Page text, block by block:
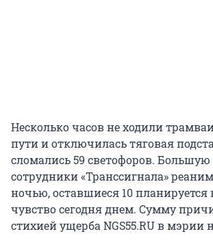
Несколько часов не ходили
пути и отключилась тяговая
сломались 59 светофоров. Большую
сотрудники «Транссигнала»
ночью, оставшиеся 10 планируется
чувство сегодня днем. Сумму
стихией ущерба NGS55.RU в мэрии